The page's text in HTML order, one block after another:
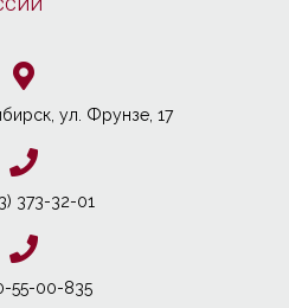
ул. Фрунзе, 17
373-32-01
55-00-835